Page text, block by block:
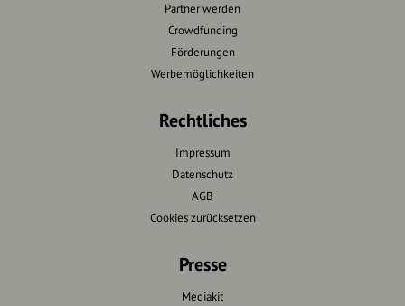
Partner werden
Crowdfunding
Förderungen
Werbemöglichkeiten
Rechtliches
Impressum
Datenschutz
AGB
Cookies zurücksetzen
Presse
Mediakit